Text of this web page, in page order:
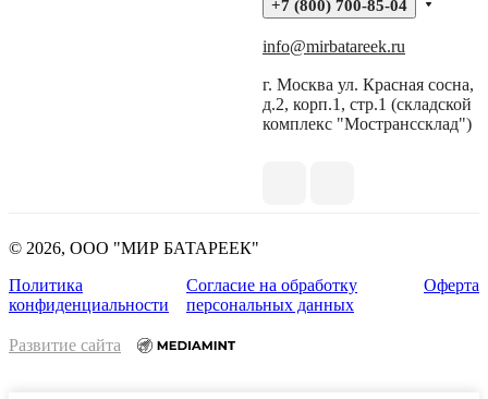
+7 (800) 700-85-04
info@mirbatareek.ru
г. Москва ул. Красная сосна,
д.2, корп.1, стр.1 (складской
комплекс "Мостранссклад")
© 2026, ООО "МИР БАТАРЕЕК"
Политика
конфиденциальности
Согласие на обработку
персональных данных
Оферта
Развитие сайта